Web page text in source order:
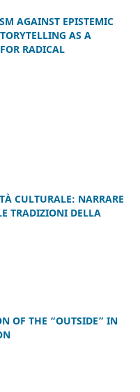
AGAINST EPISTEMIC
AS A
RADICAL
CULTURALE: NARRARE
TRADIZIONI DELLA
OF THE “OUTSIDE” IN